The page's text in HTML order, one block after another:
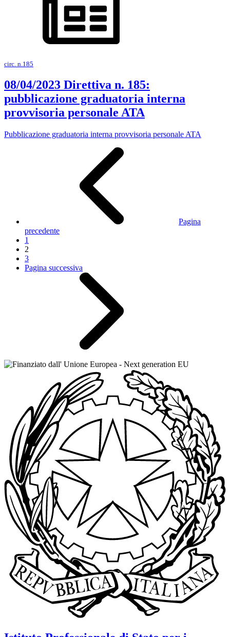
circ. n.185
08/04/2023 Direttiva n. 185:
pubblicazione graduatoria interna
provvisoria personale ATA
Pubblicazione graduatoria interna provvisoria personale ATA
Pagina
precedente
1
2
3
Pagina successiva